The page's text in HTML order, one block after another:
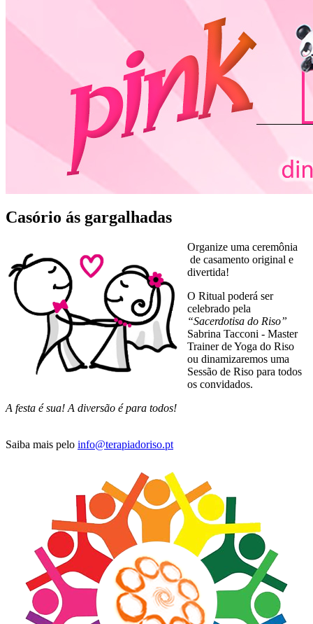
Casório ás gargalhadas
Organize uma ceremônia
de casamento original e
divertida!
O Ritual poderá ser
celebrado pela
“Sacerdotisa do Riso”
Sabrina Tacconi - Master
Trainer de Yoga do Riso
ou dinamizaremos uma
Sessão de Riso para todos
os convidados.
A festa é sua! A diversão é para todos!
Saiba mais pelo info@terapiadoriso.pt